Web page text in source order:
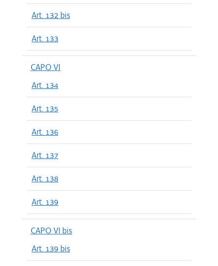
Art. 132 bis
Art. 133
CAPO VI
Art. 134
Art. 135
Art. 136
Art. 137
Art. 138
Art. 139
CAPO VI bis
Art. 139 bis